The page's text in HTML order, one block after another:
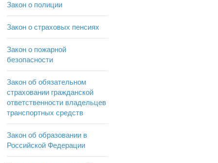
Закон о полиции
Закон о страховых пенсиях
Закон о пожарной
безопасности
Закон об обязательном
страховании гражданской
ответственности владельцев
транспортных средств
Закон об образовании в
Российской Федерации